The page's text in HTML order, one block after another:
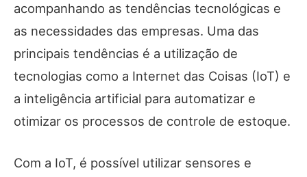
acompanhando as tendências tecnológicas e
as necessidades das empresas. Uma das
principais tendências é a utilização de
tecnologias como a Internet das Coisas (IoT) e
a inteligência artificial para automatizar e
otimizar os processos de controle de estoque.
Com a IoT, é possível utilizar sensores e